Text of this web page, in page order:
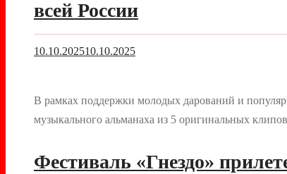
всей России
10.10.202510.10.2025
В рамках поддержки молодых дарований и
музыкального альманаха из 5 оригинальных
Фестиваль «Гнездо»